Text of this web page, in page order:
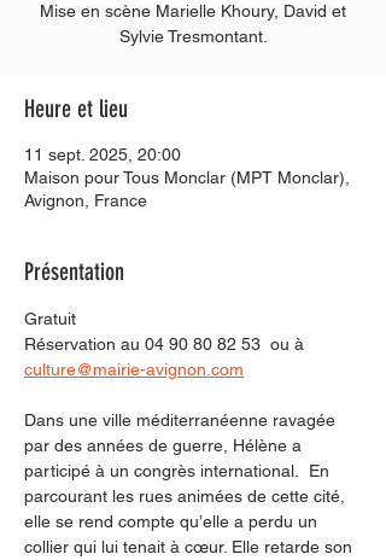
Mise en scène Marielle Khoury, David et
Sylvie Tresmontant.
Heure et lieu
11 sept. 2025, 20:00
Maison pour Tous Monclar (MPT Monclar),
Avignon, France
Présentation
Gratuit
Réservation au 04 90 80 82 53  ou à
culture@mairie-avignon.com
Dans une ville méditerranéenne ravagée
par des années de guerre, Hélène a
participé à un congrès international.  En
parcourant les rues animées de cette cité,
elle se rend compte qu’elle a perdu un
collier qui lui tenait à cœur. Elle retarde son